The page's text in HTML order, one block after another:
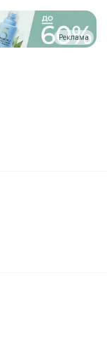
Реклама